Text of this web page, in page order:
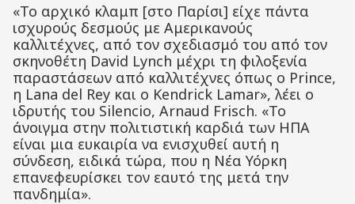
«Το αρχικό κλαμπ [στο Παρίσι] είχε πάντα
ισχυρούς δεσμούς με Αμερικανούς
καλλιτέχνες, από τον σχεδιασμό του από τον
σκηνοθέτη David Lynch μέχρι τη φιλοξενία
παραστάσεων από καλλιτέχνες όπως ο Prince,
η Lana del Rey και ο Kendrick Lamar», λέει ο
ιδρυτής του Silencio, Arnaud Frisch. «Το
άνοιγμα στην πολιτιστική καρδιά των ΗΠΑ
είναι μια ευκαιρία να ενισχυθεί αυτή η
σύνδεση, ειδικά τώρα, που η Νέα Υόρκη
επανεφευρίσκει τον εαυτό της μετά την
πανδημία».